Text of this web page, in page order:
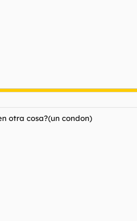
otra cosa?(un condon)